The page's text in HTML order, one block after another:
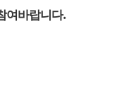
여바랍니다.